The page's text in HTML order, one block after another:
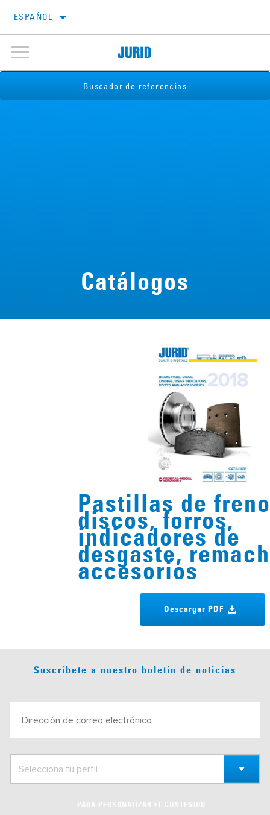
ESPAÑOL
Buscador de referencias
Catálogos
Pastillas de
discos, forros,
indicadores de
desgaste,
accesorios
Descargar PDF
Suscríbete a nuestro boletín de noticias
PARA PERSONALIZAR EL CONTENIDO